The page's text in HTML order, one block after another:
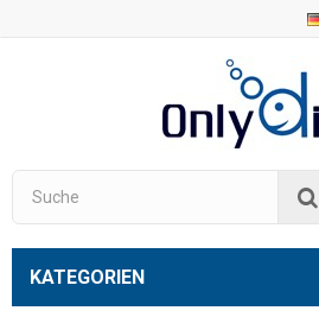
KATEGORIEN